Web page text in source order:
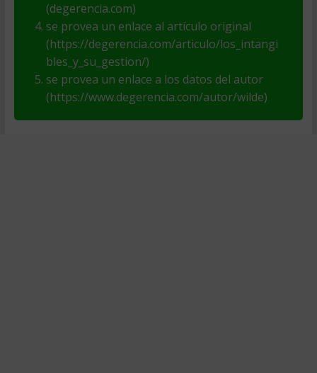
(degerencia.com)
se provea un enlace al artículo original
(https://degerencia.com/articulo/los_intangi
bles_y_su_gestion/)
se provea un enlace a los datos del autor
(https://www.degerencia.com/autor/wilde)